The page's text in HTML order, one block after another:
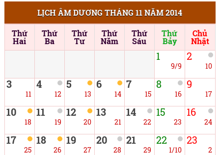
LỊCH ÂM DƯƠNG THÁNG 11 NĂM 2014
Thứ
Hai
Thứ
Ba
Thứ
Tư
Thứ
Năm
Thứ
Sáu
Thứ
Bảy
Chủ
Nhật
1
9/9
2
10
3
11
4
12
5
13
6
14
7
15
8
16
9
17
10
18
11
19
12
20
13
21
14
22
15
23
16
24
17
25
18
26
19
27
20
28
21
29
22
1/10
23
2